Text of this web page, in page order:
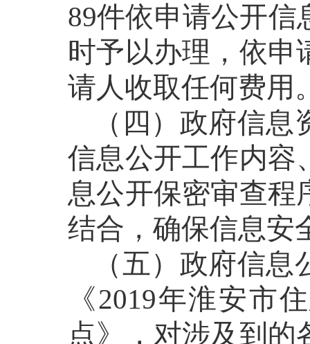
89件依申请公开信
时予以办理， 依申
请人收取任何费用
（四）政府信
信息公开工作内容
息公开保密审查程
结合，确保信息安
（五）政府信
《2019年淮安市
点》，对涉及到的